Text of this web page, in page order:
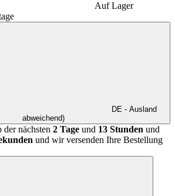
Auf Lager
DE - Ausland
abweichend)
der nächsten 2 Tage und 13 Stunden und
und wir versenden Ihre Bestellung